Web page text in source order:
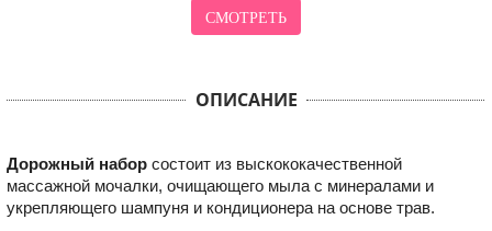
СМОТРЕТЬ
ОПИСАНИЕ
Дорожный набор состоит из выскококачественной
массажной мочалки, очищающего мыла с минералами и
укрепляющего шампуня и кондиционера на основе трав.